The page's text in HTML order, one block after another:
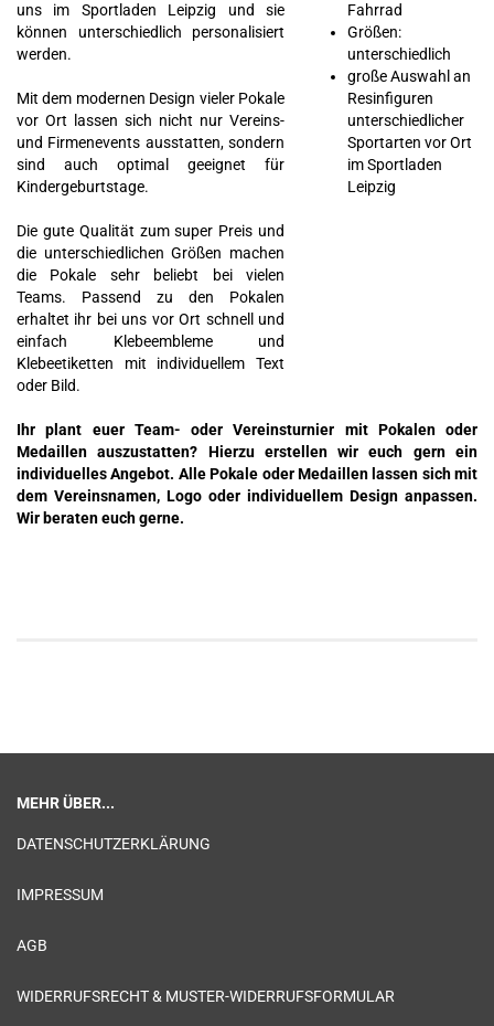
uns im Sportladen Leipzig und sie
können unterschiedlich personalisiert
werden.
Mit dem modernen Design vieler Pokale
vor Ort lassen sich nicht nur Vereins-
und Firmenevents ausstatten, sondern
sind auch optimal geeignet für
Kindergeburtstage.
Die gute Qualität zum super Preis und
die unterschiedlichen Größen machen
die Pokale sehr beliebt bei vielen
Teams. Passend zu den Pokalen
erhaltet ihr bei uns vor Ort schnell und
einfach Klebeembleme und
Klebeetiketten mit individuellem Text
oder Bild.
Fahrrad
Größen:
unterschiedlich
große Auswahl an
Resinfiguren
unterschiedlicher
Sportarten vor Ort
im Sportladen
Leipzig
Ihr plant euer Team- oder Vereinsturnier mit Pokalen oder
Medaillen auszustatten? Hierzu erstellen wir euch gern ein
individuelles Angebot. Alle Pokale oder Medaillen lassen sich mit
dem Vereinsnamen, Logo oder individuellem Design anpassen.
Wir beraten euch gerne.
MEHR ÜBER...
DATENSCHUTZERKLÄRUNG
IMPRESSUM
AGB
WIDERRUFSRECHT & MUSTER-WIDERRUFSFORMULAR